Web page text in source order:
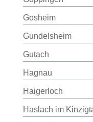
Gosheim
Gundelsheim
Gutach
Hagnau
Haigerloch
Haslach im